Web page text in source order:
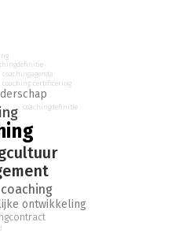
onderzoek. De auteur licht ook
evolutie van coaching in de
is bestemd voor de CEO, de
of manager die een
het opzetten van een
ontwikkeling
coachingagenda
coaching certificering
coachingdefinitie